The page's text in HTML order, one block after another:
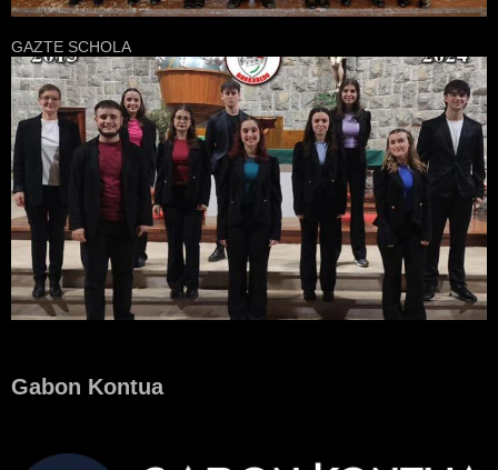
GAZTE SCHOLA
Gabon Kontua